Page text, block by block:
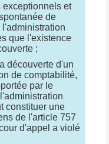
exceptionnels et
de
l'administration
que l'existence
;
découverte d'un
de comptabilité,
par le
constituer une
de l'article 757
d'appel a violé